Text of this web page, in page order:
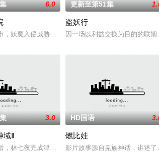
冲击仙蜜试炼赛冠军，一边暗中追查潜伏在参赛者
。群雄并起，万族林立，诸圣争霸，乱天动地；问
6.0
，妖魔入侵威胁来袭，天生废灵根的少年秦雨体内
更新至第51集
盗妖行
因一场以利益交换为目的的联
为一体隐藏百年。百年后，其子孙苏北天受辱，仍
3.0
域Ⅱ
，林七夜完成津南山为期一年的守夜人集训考核，
HD国语
燃比娃
影片故事源自羌族神话，讲述了